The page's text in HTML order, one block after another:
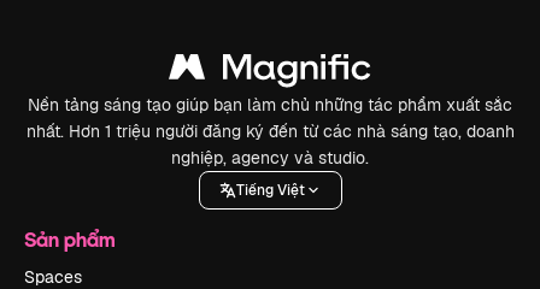
Nền tảng sáng tạo giúp bạn làm chủ những tác phẩm xuất sắc
nhất. Hơn 1 triệu người đăng ký đến từ các nhà sáng tạo, doanh
nghiệp, agency và studio.
Tiếng Việt
Sản phẩm
Spaces